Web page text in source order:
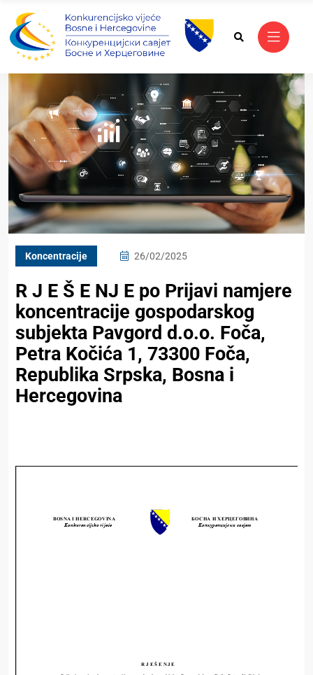
Koncentracije 26/02/2025
R J E Š E NJ E po Prijavi namjere
koncentracije gospodarskog
subjekta Pavgord d.o.o. Foča,
Petra Kočića 1, 73300 Foča,
Republika Srpska, Bosna i
Hercegovina